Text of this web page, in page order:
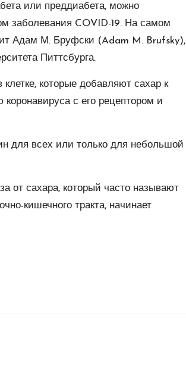
или преддиабета, можно
заболевания COVID-19. На самом
Адам М. Бруфски (Adam M. Brufsky),
Питтсбурга.
которые добавляют сахар к
коронавируса с его рецептором и
для всех или только для небольшой
от сахара, который часто называют
кишечного тракта, начинает